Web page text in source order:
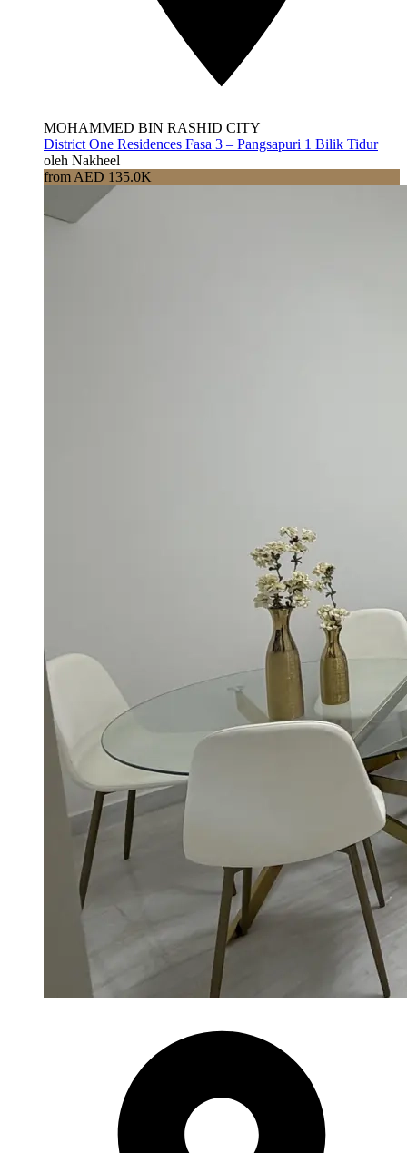
MOHAMMED BIN RASHID CITY
District One Residences Fasa 3 – Pangsapuri 1 Bilik Tidur
oleh Nakheel
from AED 135.0K